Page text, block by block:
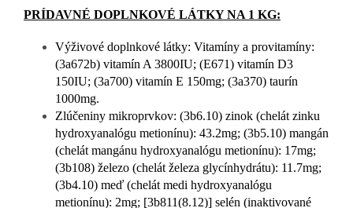
PRÍDAVNÉ DOPLNKOVÉ LÁTKY NA 1 KG:
Výživové doplnkové látky: Vitamíny a provitamíny:
(3a672b) vitamín A 3800IU; (E671) vitamín D3
150IU; (3a700) vitamín E 150mg; (3a370) taurín
1000mg.
Zlúčeniny mikroprvkov: (3b6.10) zinok (chelát zinku
hydroxyanalógu metionínu): 43.2mg; (3b5.10) mangán
(chelát mangánu hydroxyanalógu metionínu): 17mg;
(3b108) železo (chelát železa glycínhydrátu): 11.7mg;
(3b4.10) meď (chelát medi hydroxyanalógu
metionínu): 2mg; [3b811(8.12)] selén (inaktivované